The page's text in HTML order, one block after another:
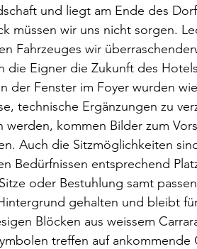
und liegt am Ende des
müssen wir uns nicht sorgen.
Fahrzeuges wir
die Eigner die Zukunft des
der Fenster im Foyer wurden
technische Ergänzungen zu
werden, kommen Bilder zum
Auch die Sitzmöglichkeiten
Bedürfnissen entsprechend
oder Bestuhlung samt
gehalten und bleibt
Blöcken aus weissem
treffen auf